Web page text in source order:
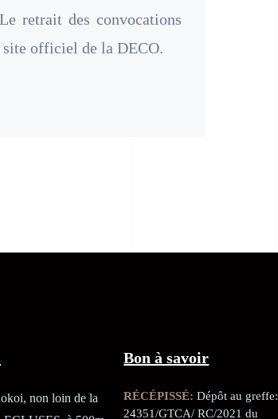
retrait des convocations
site officiel de la DECO.
non loin de la
Bon à savoir
RÉCÉPISSÉ: Dépôt au greffe:
24351/GTCA/ RC/2021 du